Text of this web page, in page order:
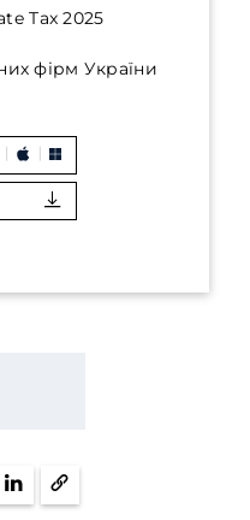
Tax 2025
фірм України